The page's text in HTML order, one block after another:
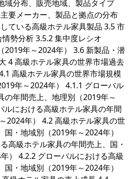
域分布、販売地域、製品タイプ
要メーカー、製品と拠点の分布
ている高級ホテル家具製品 3.5 市
勢分析 3.5.2 集中度レシオ
2019年～2024年） 3.6 新製品・潜
4 高級ホテル家具の世界市場過去
高級ホテル家具の世界市場規模
年～2024年） 4.1.1 グローバル
の年間売上、地理別（2019年～
ルにおける高級ホテル家具の年間
2024年） 4.2 高級ホテル家具の世
・地域別（2019年～2024年）
高級ホテル家具の年間売上、国・
） 4.2.2 グローバルにおける高級
・地域別（2019年～2024年）